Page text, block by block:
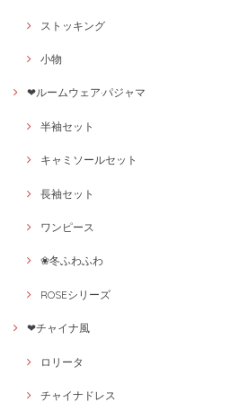
ストッキング
小物
❤ルームウェア·パジャマ
半袖セット
キャミソールセット
長袖セット
ワンピース
❀冬ふわふわ
ROSEシリーズ
❤チャイナ風
ロリータ
チャイナドレス